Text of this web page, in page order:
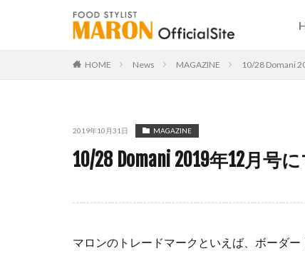
HOME News MAGAZINE 10/28 Domani
2019年10月31日 MAGAZINE
10/28 Domani 2019年12月
マロンのトレードマークといえば、ボー